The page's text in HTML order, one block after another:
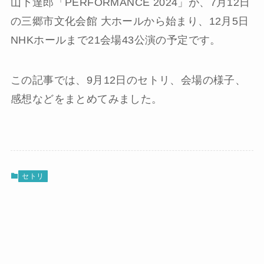
の三郷市文化会館 大ホールから始まり、12月5日
NHKホールまで21会場43公演の予定です。
この記事では、9月12日のセトリ、会場の様子、
感想などをまとめてみました。
セトリ